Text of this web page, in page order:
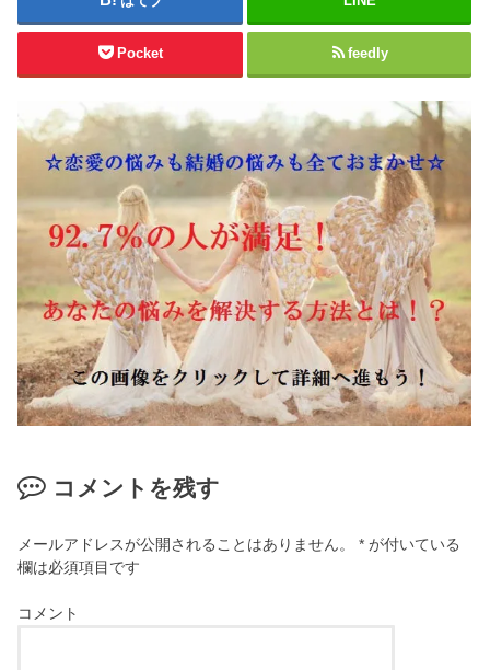
Pocket feedly
コメントを残す
メールアドレスが公開されることはありません。 * が付いている
欄は必須項目です
コメント